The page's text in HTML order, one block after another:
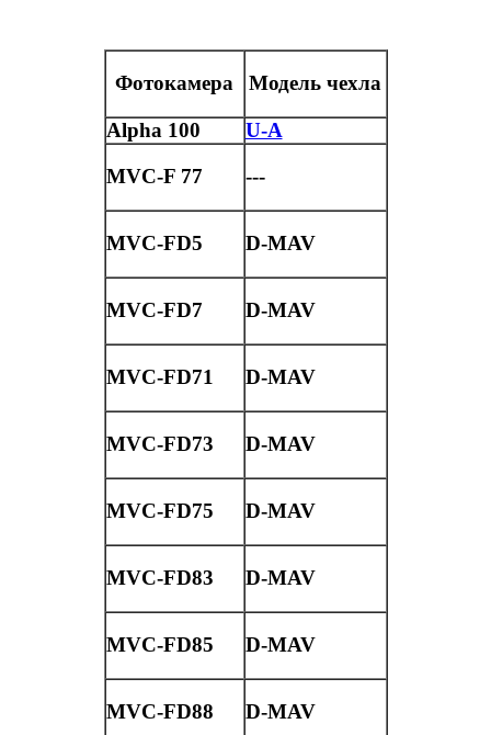
Фотокамера Модель чехла
Alpha 100 U-A
MVC-F 77 ---
MVC-FD5 D-MAV
MVC-FD7 D-MAV
MVC-FD71 D-MAV
MVC-FD73 D-MAV
MVC-FD75 D-MAV
MVC-FD83 D-MAV
MVC-FD85 D-MAV
MVC-FD88 D-MAV